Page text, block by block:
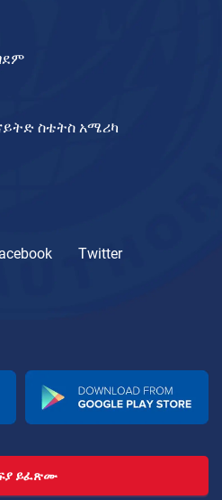
ስቴትስ አሜሪካ
Twitter
ይፈጽሙ